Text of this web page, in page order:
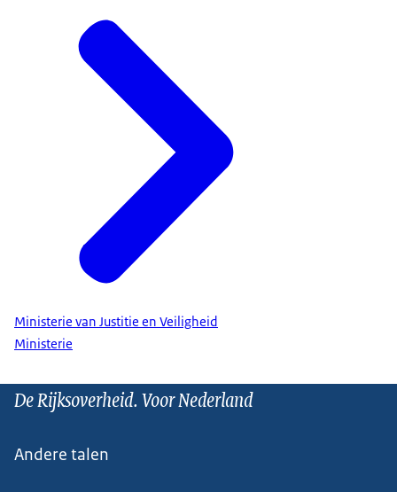
Ministerie van Justitie en Veiligheid
Ministerie
De Rijksoverheid. Voor Nederland
Andere talen